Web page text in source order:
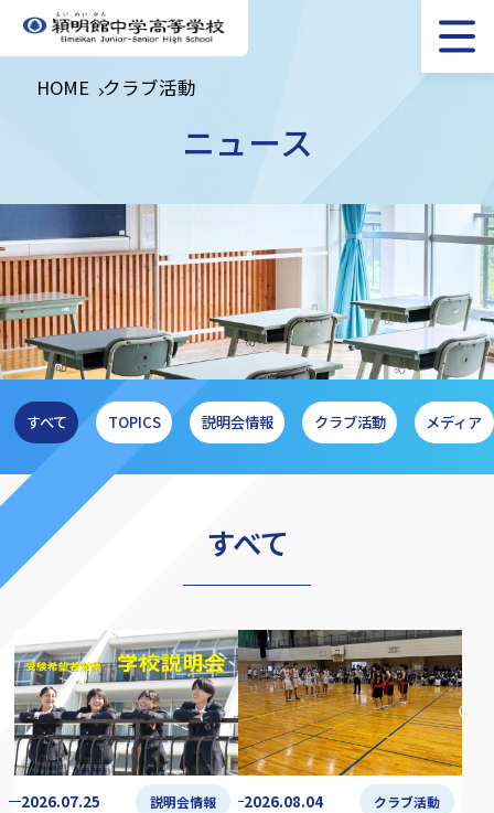
HOME クラブ活動
ニュース
すべて TOPICS 説明会情報 クラブ活動 メディア
すべて
2026.07.25 説明会情報 2026.08.04 クラブ活動